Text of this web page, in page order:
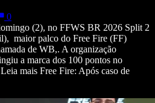
0
(2), no FFWS BR 2026 Split 2
maior palco do Free Fire (FF)
de WB,. A organização
a marca dos 100 pontos no
mais Free Fire: Após caso de